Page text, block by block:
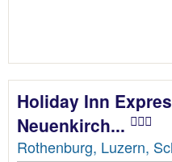
Holiday Inn
Neuenkirch...
Rothenburg, Luzern,